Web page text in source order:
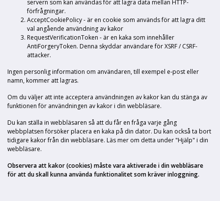
servern som kan användas för att lagra data mellan HTTP-
förfrågningar.
AcceptCookiePolicy - är en cookie som används för att lagra ditt
val angående användning av kakor
RequestVerificationToken - är en kaka som innehåller
AntiForgeryToken. Denna skyddar användare för XSRF / CSRF-
attacker.
Ingen personlig information om användaren, till exempel e-post eller
namn, kommer att lagras.
Om du väljer att inte acceptera användningen av kakor kan du stänga av
funktionen för användningen av kakor i din webbläsare.
Du kan ställa in webbläsaren så att du får en fråga varje gång
webbplatsen försöker placera en kaka på din dator. Du kan också ta bort
tidigare kakor från din webbläsare. Läs mer om detta under "Hjälp" i din
webbläsare.
Observera att kakor (cookies) måste vara aktiverade i din webbläsare
för att du skall kunna använda funktionalitet som kräver inloggning.